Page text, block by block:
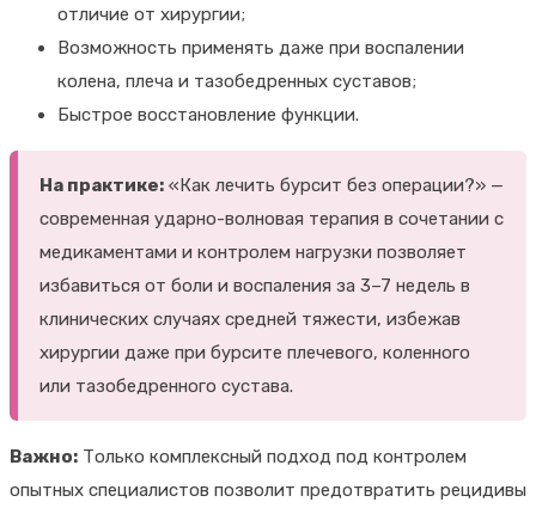
отличие от хирургии;
Возможность применять даже при воспалении
колена, плеча и тазобедренных суставов;
Быстрое восстановление функции.
На практике: «Как лечить бурсит без операции?» —
современная ударно-волновая терапия в сочетании с
медикаментами и контролем нагрузки позволяет
избавиться от боли и воспаления за 3–7 недель в
клинических случаях средней тяжести, избежав
хирургии даже при бурсите плечевого, коленного
или тазобедренного сустава.
Важно: Только комплексный подход под контролем
опытных специалистов позволит предотвратить рецидивы